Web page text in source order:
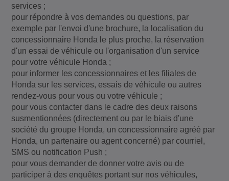
services ;
pour répondre à vos demandes ou questions, par
exemple par l'envoi d'une brochure, la localisation du
concessionnaire Honda le plus proche, la réservation
d'un essai de véhicule ou l'organisation d'un service
pour votre véhicule Honda ;
pour informer les concessionnaires et les filiales de
Honda sur les services, essais de véhicule ou autres
rendez-vous pour vous ou votre véhicule ;
pour vous contacter dans le cadre des deux raisons
susmentionnées (directement ou par le biais d'une
société du groupe Honda, un concessionnaire agréé par
Honda, un partenaire ou agent concerné) par courriel,
SMS ou notification Push ;
pour vous demander de donner votre avis ou de
participer à des enquêtes portant sur nos véhicules,